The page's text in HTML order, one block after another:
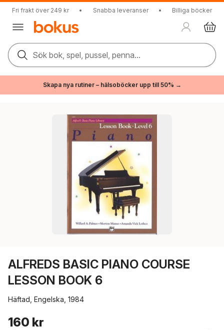
Fri frakt över 249 kr • Snabba leveranser • Billiga böcker
Sök bok, spel, pussel, penna...
Skapa nya rutiner – hälsoböcker upp till 50% →
ALFREDS BASIC PIANO COURSE
LESSON BOOK 6
Häftad, Engelska, 1984
160 kr